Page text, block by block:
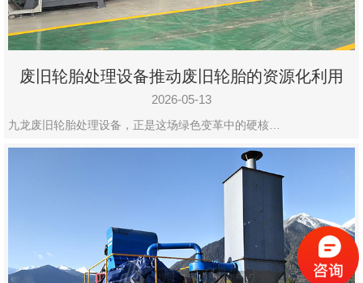
废旧轮胎处理设备推动废旧轮胎的资源化利用
2026-05-13
九龙废旧轮胎处理设备，正是这场绿色变革中的硬核…